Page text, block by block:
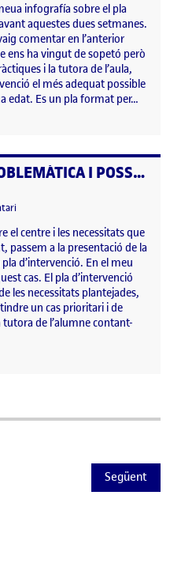
infografía sobre el pla
aquestes dues setmanes.
comentar en l’anterior
ens ha vingut de sopetó però
i la tutora de l’aula,
el més adequat possible
edat. Es un pla format per…
PRESENTACIÓ PROBLEMÀTICA I POSSIBLE INTERVENCIÓ
el PRESENTACIÓ PROBLEMÀTICA I
el centre i les necessitats que
passem a la presentació de la
d’intervenció. En el meu
cas. El pla d’intervenció
les necessitats plantejades,
un cas prioritari i de
de l’alumne contant-
Següent